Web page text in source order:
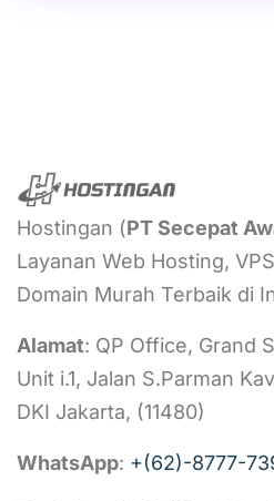
Hostingan (PT Secepat
Layanan Web Hosting,
Domain Murah Terbaik di
Alamat: QP Office, Grand
Unit i.1, Jalan S.Parman
DKI Jakarta, (11480)
WhatsApp: +(62)-8777-